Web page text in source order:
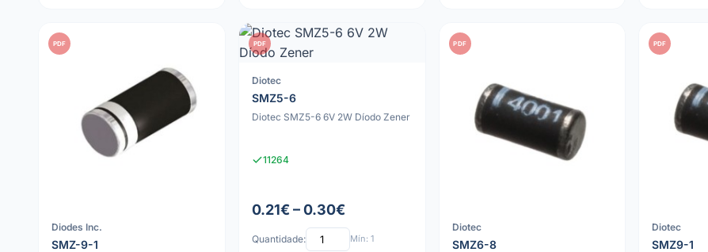
PDF
Diodes Inc.
SMZ-9-1
PDF
Diotec
SMZ5-6
Diotec SMZ5-6 6V 2W Díodo Zener
11264
0.21€ – 0.30€
Quantidade: Mín: 1
PDF
Diotec
SMZ6-8
PDF
Diotec
SMZ9-1